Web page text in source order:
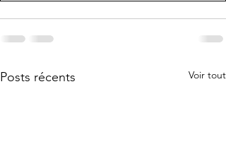
Posts récents Voir tout